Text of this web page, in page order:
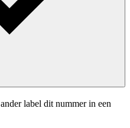
label dit nummer in een